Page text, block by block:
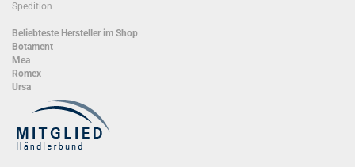
Spedition
Beliebteste Hersteller im Shop
Botament
Mea
Romex
Ursa